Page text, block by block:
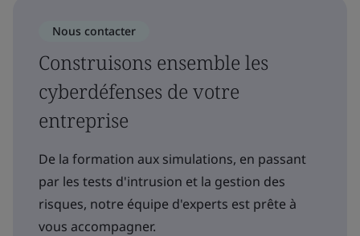
Nous contacter
Construisons ensemble les
cyberdéfenses de votre
entreprise
De la formation aux simulations, en passant
par les tests d'intrusion et la gestion des
risques, notre équipe d'experts est prête à
vous accompagner.